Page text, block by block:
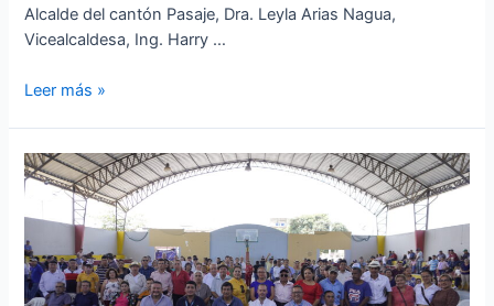
Alcalde del cantón Pasaje, Dra. Leyla Arias Nagua,
Vicealcaldesa, Ing. Harry …
Se
a
la
actualización
del
Plan
de
Leer más »